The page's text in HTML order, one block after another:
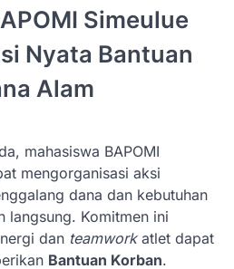
Simeulue
Nyata Bantuan
Alam
mahasiswa BAPOMI
mengorganisasi aksi
dana dan kebutuhan
langsung. Komitmen ini
dan teamworkatlet dapat
Bantuan Korban.